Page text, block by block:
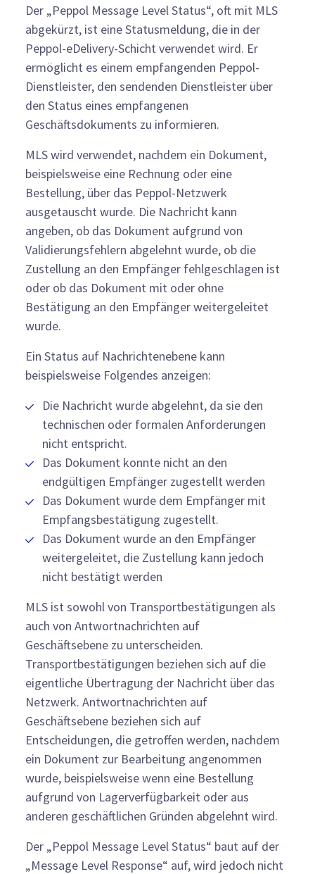
Der „Peppol Message Level Status“, oft mit MLS
abgekürzt, ist eine Statusmeldung, die in der
Peppol-eDelivery-Schicht verwendet wird. Er
ermöglicht es einem empfangenden Peppol-
Dienstleister, den sendenden Dienstleister über
den Status eines empfangenen
Geschäftsdokuments zu informieren.
MLS wird verwendet, nachdem ein Dokument,
beispielsweise eine Rechnung oder eine
Bestellung, über das Peppol-Netzwerk
ausgetauscht wurde. Die Nachricht kann
angeben, ob das Dokument aufgrund von
Validierungsfehlern abgelehnt wurde, ob die
Zustellung an den Empfänger fehlgeschlagen ist
oder ob das Dokument mit oder ohne
Bestätigung an den Empfänger weitergeleitet
wurde.
Ein Status auf Nachrichtenebene kann
beispielsweise Folgendes anzeigen:
Die Nachricht wurde abgelehnt, da sie den
technischen oder formalen Anforderungen
nicht entspricht.
Das Dokument konnte nicht an den
endgültigen Empfänger zugestellt werden
Das Dokument wurde dem Empfänger mit
Empfangsbestätigung zugestellt.
Das Dokument wurde an den Empfänger
weitergeleitet, die Zustellung kann jedoch
nicht bestätigt werden
MLS ist sowohl von Transportbestätigungen als
auch von Antwortnachrichten auf
Geschäftsebene zu unterscheiden.
Transportbestätigungen beziehen sich auf die
eigentliche Übertragung der Nachricht über das
Netzwerk. Antwortnachrichten auf
Geschäftsebene beziehen sich auf
Entscheidungen, die getroffen werden, nachdem
ein Dokument zur Bearbeitung angenommen
wurde, beispielsweise wenn eine Bestellung
aufgrund von Lagerverfügbarkeit oder aus
anderen geschäftlichen Gründen abgelehnt wird.
Der „Peppol Message Level Status“ baut auf der
„Message Level Response“ auf, wird jedoch nicht